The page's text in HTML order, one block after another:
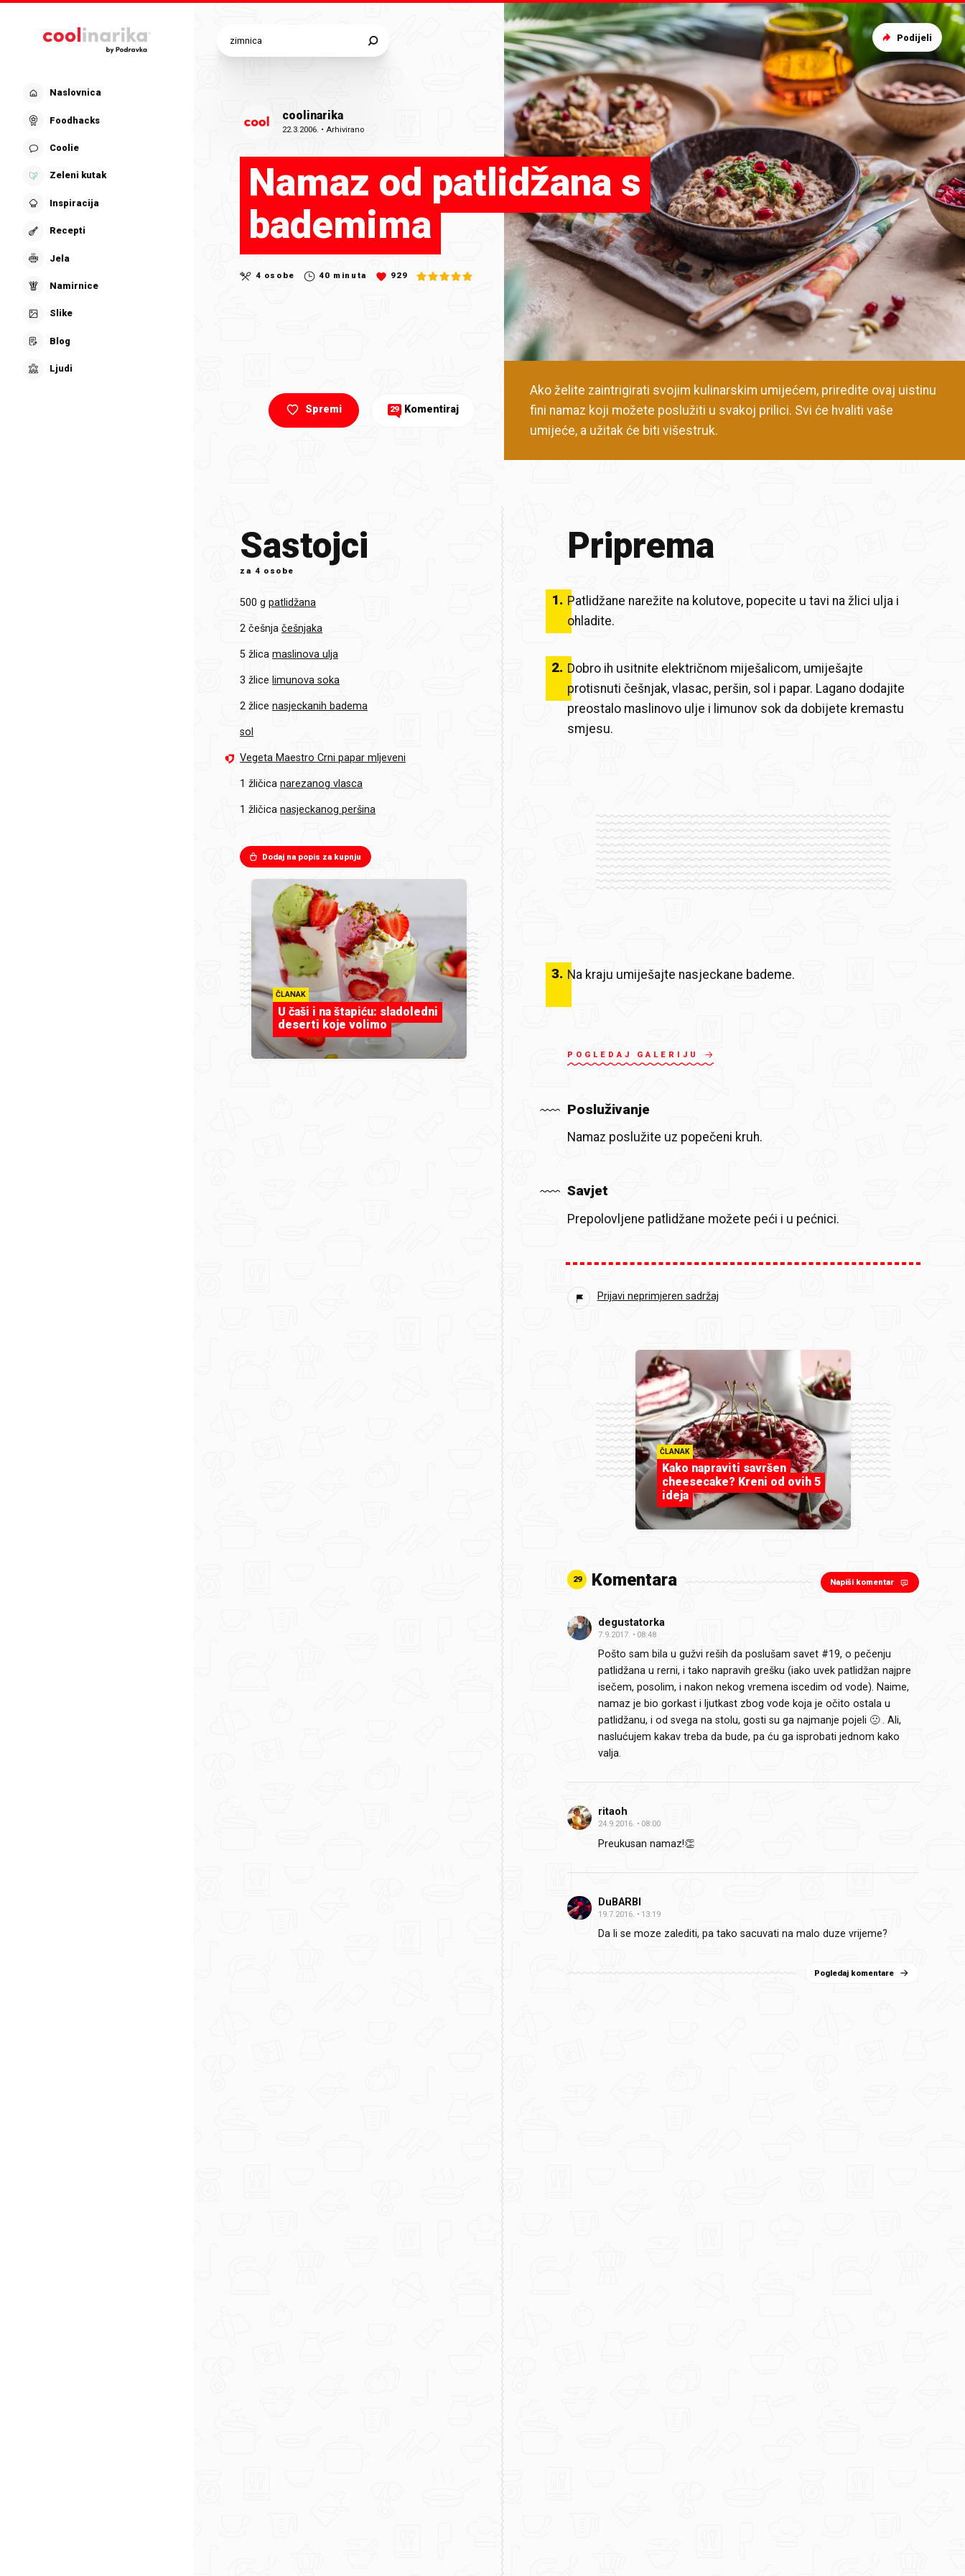
Naslovnica
Foodhacks
Coolie
Zeleni kutak
Inspiracija
Recepti
Jela
Namirnice
Slike
Blog
Ljudi
coolinarika
22.3.2006. •Arhivirano
Namaz od patlidžana s
bademima
4 osobe 40 minuta 929
Ako želite zaintrigirati svojim kulinarskim umijećem, priredite ovaj uistinu
fini namaz koji možete poslužiti u svakoj prilici. Svi će hvaliti vaše
umijeće, a užitak će biti višestruk.
Spremi 29 Komentiraj
Podijeli
Sastojci
za 4 osobe
500 g patlidžana
2 češnja češnjaka
5 žlica maslinova ulja
3 žlice limunova soka
2 žlice nasjeckanih badema
sol
Vegeta Maestro Crni papar mljeveni
1 žličica narezanog vlasca
1 žličica nasjeckanog peršina
Dodaj na popis za kupnju
ČLANAK
U čaši i na štapiću: sladoledni
deserti koje volimo
Priprema
1. Patlidžane narežite na kolutove, popecite u tavi na žlici ulja i
ohladite.
2. Dobro ih usitnite električnom miješalicom, umiješajte
protisnuti češnjak, vlasac, peršin, sol i papar. Lagano dodajite
preostalo maslinovo ulje i limunov sok da dobijete kremastu
smjesu.
3. Na kraju umiješajte nasjeckane bademe.
POGLEDAJ GALERIJU
Posluživanje
Namaz poslužite uz popečeni kruh.
Savjet
Prepolovljene patlidžane možete peći i u pećnici.
Prijavi neprimjeren sadržaj
ČLANAK
Kako napraviti savršen
cheesecake? Kreni od ovih 5
ideja
29 Komentara Napiši komentar
degustatorka
7.9.2017. 08:48
Pošto sam bila u gužvi reših da poslušam savet #19, o pečenju
patlidžana u rerni, i tako napravih grešku (iako uvek patlidžan najpre
isečem, posolim, i nakon nekog vremena iscedim od vode). Naime,
namaz je bio gorkast i ljutkast zbog vode koja je očito ostala u
patlidžanu, i od svega na stolu, gosti su ga najmanje pojeli 🙁 . Ali,
naslućujem kakav treba da bude, pa ću ga isprobati jednom kako
valja.
ritaoh
24.9.2016. 08:00
Preukusan namaz!👏
DuBARBI
19.7.2016. 13:19
Da li se moze zalediti, pa tako sacuvati na malo duze vrijeme?
Pogledaj komentare